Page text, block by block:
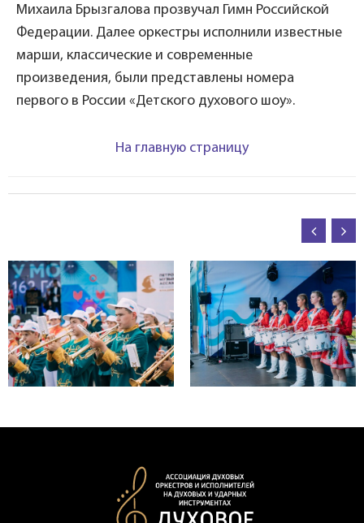
Михаила Брызгалова прозвучал Гимн Российской
Федерации. Далее оркестры исполнили известные
марши, классические и современные
произведения, были представлены номера
первого в России «Детского духового шоу».
На главную страницу